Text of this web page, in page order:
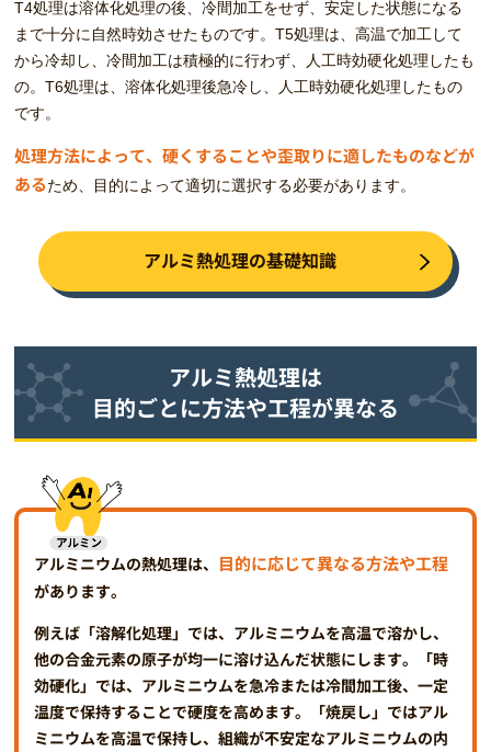
T4処理は溶体化処理の後、冷間加工をせず、安定した状態になる
まで十分に自然時効させたものです。T5処理は、高温で加工して
から冷却し、冷間加工は積極的に行わず、人工時効硬化処理したも
の。T6処理は、溶体化処理後急冷し、人工時効硬化処理したもの
です。
処理方法によって、硬くすることや歪取りに適したものなどが
あるため、目的によって適切に選択する必要があります。
アルミ熱処理の基礎知識
アルミ熱処理は
目的ごとに方法や工程が異なる
アルミニウムの熱処理は、 目的に応じて異なる方法や工程
があります。
例えば「溶解化処理」では、アルミニウムを高温で溶かし、
他の合金元素の原子が均一に溶け込んだ状態にします。「時
効硬化」では、アルミニウムを急冷または冷間加工後、一定
温度で保持することで硬度を高めます。「焼戻し」ではアル
ミニウムを高温で保持し、組織が不安定なアルミニウムの内